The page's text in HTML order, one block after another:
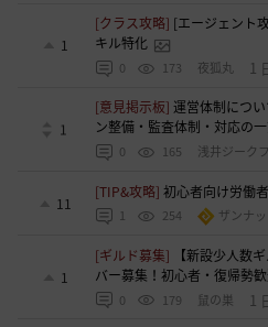
1
[クラス攻略] [エージェント
キル特化
0 173 夜狐丸 1
1
[意見掲示板]運営体制につ
ン整備・監査体制・対応の一
0 165 浅井ジーク
11
[TIP&攻略]初心者向け労働
1 254 ザンナ
1
[ギルド募集]
【新設少人数
バー募集！初心者・復帰勢歓
0 179 鼠の巣 1